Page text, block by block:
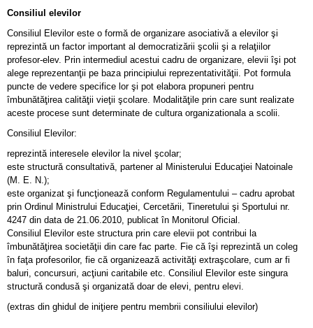
Consiliul elevilor
Consiliul Elevilor este o formă de organizare asociativă a elevilor şi
reprezintă un factor important al democratizării şcolii şi a relaţiilor
profesor-elev. Prin intermediul acestui cadru de organizare, elevii îşi pot
alege reprezentanţii pe baza principiului reprezentativităţii. Pot formula
puncte de vedere specifice lor şi pot elabora propuneri pentru
îmbunătăţirea calităţii vieţii şcolare. Modalităţile prin care sunt realizate
aceste procese sunt determinate de cultura organizationala a scolii.
Consiliul Elevilor:
reprezintă interesele elevilor la nivel şcolar;
este structură consultativă, partener al Ministerului Educaţiei Natoinale
(M. E. N.);
este organizat şi funcţionează conform Regulamentului – cadru aprobat
prin Ordinul Ministrului Educaţiei, Cercetării, Tineretului şi Sportului nr.
4247 din data de 21.06.2010, publicat în Monitorul Oficial.
Consiliul Elevilor este structura prin care elevii pot contribui la
îmbunătăţirea societăţii din care fac parte. Fie că îşi reprezintă un coleg
în faţa profesorilor, fie că organizează activităţi extraşcolare, cum ar fi
baluri, concursuri, acţiuni caritabile etc. Consiliul Elevilor este singura
structură condusă şi organizată doar de elevi, pentru elevi.
(extras din ghidul de iniţiere pentru membrii consiliului elevilor)